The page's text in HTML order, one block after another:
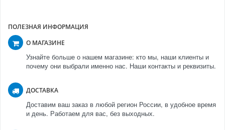
ПОЛЕЗНАЯ ИНФОРМАЦИЯ
О МАГАЗИНЕ
Узнайте больше о нашем магазине: кто мы, наши клиенты и
почему они выбрали именно нас. Наши контакты и реквизиты.
ДОСТАВКА
Доставим ваш заказ в любой регион России, в удобное время
и день. Работаем для вас, без выходных.